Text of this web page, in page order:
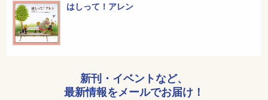
はしって！アレン
新刊・イベントなど、
最新情報をメールでお届け！